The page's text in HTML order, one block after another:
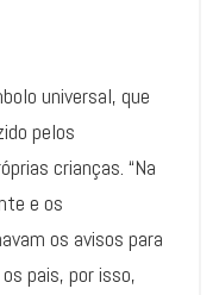
universal, que
pelos
crianças. “Na
e os
os avisos para
pais, por isso,